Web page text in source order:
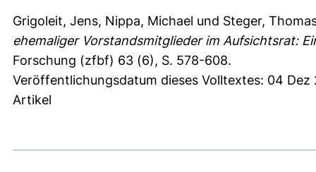
Grigoleit, Jens, Nippa, Michael und Steger,
ehemaliger Vorstandsmitglieder im Aufsichtsrat:
Forschung (zfbf) 63 (6), S. 578-608.
Veröffentlichungsdatum dieses Volltextes: 04 Dez
Artikel